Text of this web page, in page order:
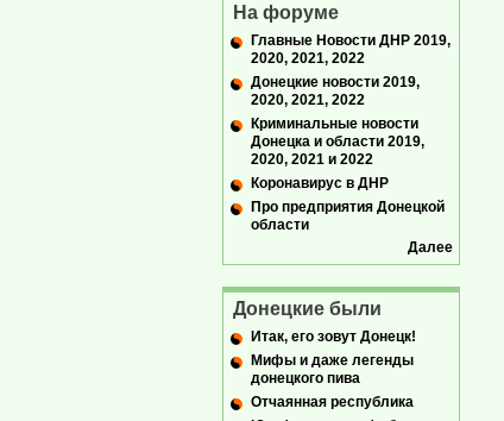
На форуме
Главные Новости ДНР 2019,
2020, 2021, 2022
Донецкие новости 2019,
2020, 2021, 2022
Криминальные новости
Донецка и области 2019,
2020, 2021 и 2022
Коронавирус в ДНР
Про предприятия Донецкой
области
Далее
Донецкие были
Итак, его зовут Донецк!
Мифы и даже легенды
донецкого пива
Отчаянная республика